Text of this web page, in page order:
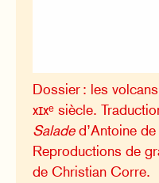
Dossier : les
xɪxᵉ siècle.
Saladed’Antoine de
Reproductions de
de Christian Corre.